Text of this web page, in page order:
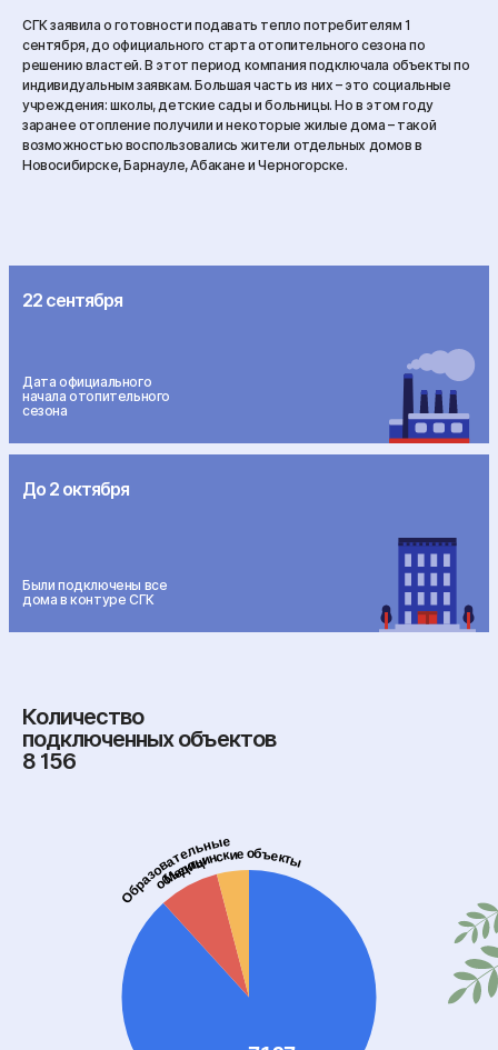
СГК заявила о готовности подавать тепло потребителям 1
сентября, до официального старта отопительного сезона по
решению властей. В этот период компания подключала объекты по
индивидуальным заявкам. Большая часть из них – это социальные
учреждения: школы, детские сады и больницы. Но в этом году
заранее отопление получили и некоторые жилые дома – такой
возможностью воспользовались жители отдельных домов в
Новосибирске, Барнауле, Абакане и Черногорске.
22 сентября
Дата официального
начала отопительного
сезона
До 2 октября
Были подключены все
дома в контуре СГК
Количество
подключенных объектов
8 156